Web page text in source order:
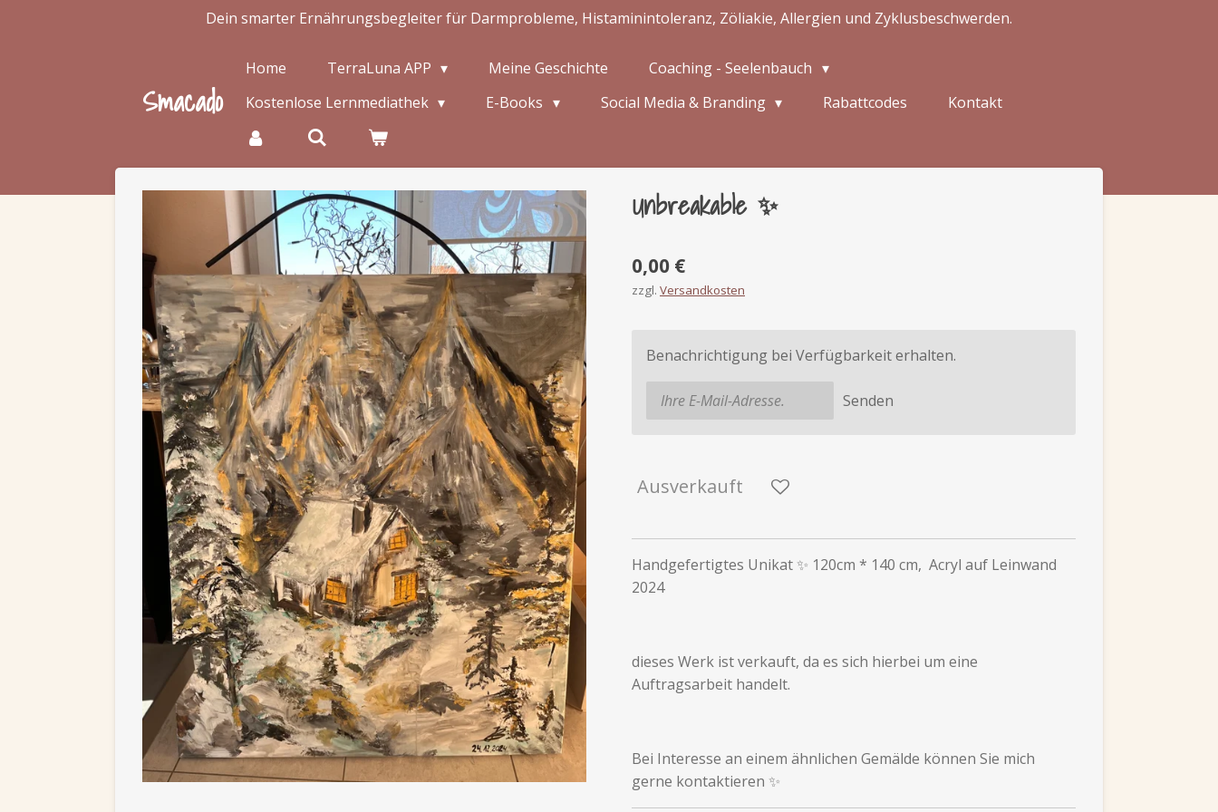
Dein smarter Ernährungsbegleiter für Darmprobleme, Histaminintoleranz, Zöliakie, Allergien und Zyklusbeschwerden.
Smacado
Home TerraLuna APP Meine Geschichte
Coaching - Seelenbauch
Kostenlose Lernmediathek
E-Books Social Media & Branding Rabattcodes Kontakt
Unbreakable ✨
0,00 €
zzgl. Versandkosten
Benachrichtigung bei Verfügbarkeit erhalten.
Senden
Ausverkauft
Handgefertigtes Unikat ✨ 120cm * 140 cm, Acryl auf Leinwand
2024
dieses Werk ist verkauft, da es sich hierbei um eine
Auftragsarbeit handelt.
Bei Interesse an einem ähnlichen Gemälde können Sie mich
gerne kontaktieren ✨